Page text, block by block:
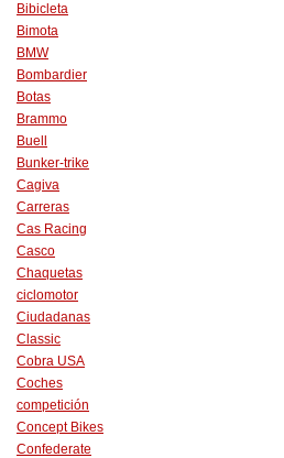
Bibicleta
Bimota
BMW
Bombardier
Botas
Brammo
Buell
Bunker-trike
Cagiva
Carreras
Cas Racing
Casco
Chaquetas
ciclomotor
Ciudadanas
Classic
Cobra USA
Coches
competición
Concept Bikes
Confederate